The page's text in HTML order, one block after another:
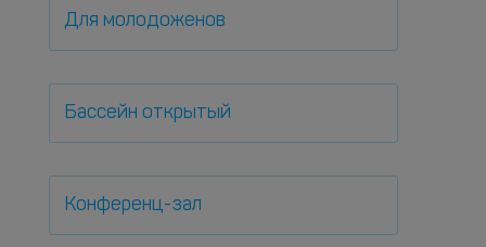
Для молодоженов
Бассейн открытый
Конференц-зал